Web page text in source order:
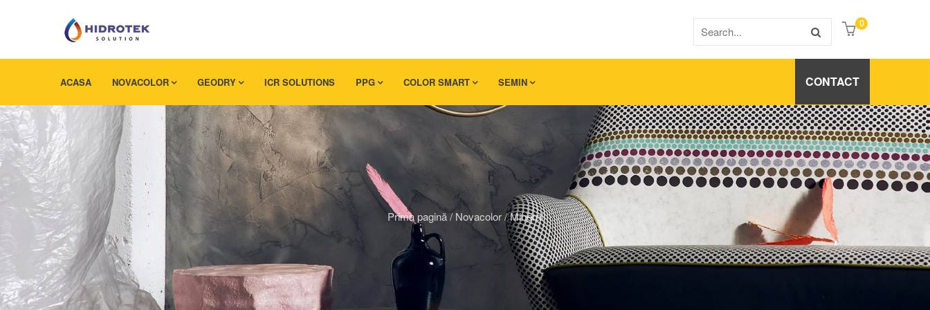
0
ACASA NOVACOLOR GEODRY ICR SOLUTIONS PPG COLOR SMART SEMIN CONTACT
Prima pagină/Novacolor/Mineral